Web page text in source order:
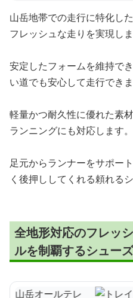
山岳地帯での走行に特化し
フレッシュな走りを実現しま
安定したフォームを維持で
い道でも安心して走行できま
軽量かつ耐久性に優れた素
ランニングにも対応します。
足元からランナーをサポー
く後押ししてくれる頼れる
全地形対応のフレッ
ルを制覇するシューズ